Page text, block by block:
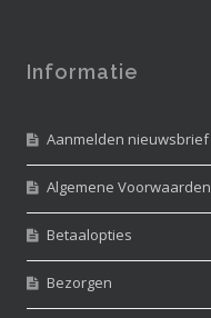
Informatie
Aanmelden nieuwsbrief
Algemene Voorwaarden
Betaalopties
Bezorgen